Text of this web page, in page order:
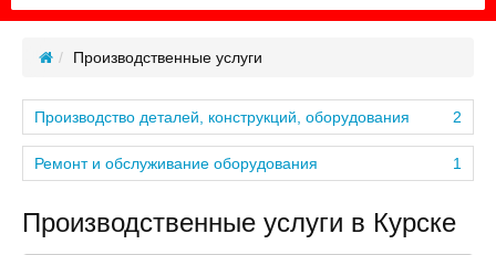
Производственные услуги
2
Производство деталей, конструкций, оборудования
1
Ремонт и обслуживание оборудования
Производственные услуги в Курске